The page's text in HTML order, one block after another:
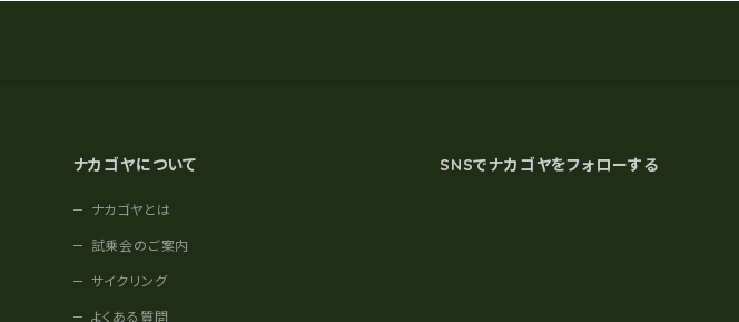
ナカゴヤについて
ナカゴヤとは
試乗会のご案内
サイクリング
よくある質問
SNSでナカゴヤをフォローする